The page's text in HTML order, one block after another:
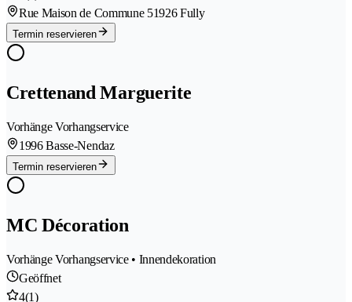
Rue Maison de Commune 51926 Fully
Termin reservieren
Crettenand Marguerite
Vorhänge Vorhangservice
1996 Basse-Nendaz
Termin reservieren
MC Décoration
Vorhänge Vorhangservice • Innendekoration
Geöffnet
4(1)